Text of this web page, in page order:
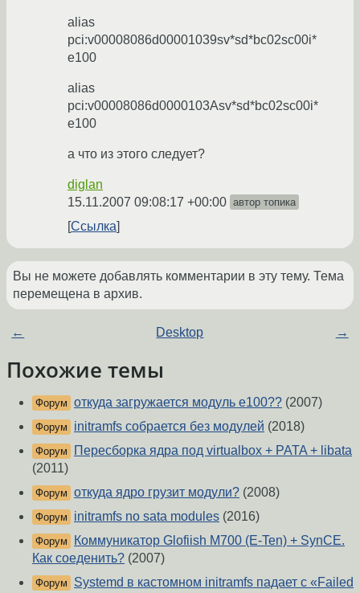
alias
pci:v00008086d00001039sv*sd*bc02sc00i*
e100
alias
pci:v00008086d0000103Asv*sd*bc02sc00i*
e100
а что из этого следует?
diglan
15.11.2007 09:08:17 +00:00 автор топика
Ссылка
Вы не можете добавлять комментарии в эту тему. Тема
перемещена в архив.
← Desktop →
Похожие темы
Форум откуда загружается модуль e100?? (2007)
Форум initramfs собрается без модулей (2018)
Форум
Пересборка ядра под virtualbox + PATA + libata
(2011)
Форум откуда ядро грузит модули? (2008)
Форум initramfs no sata modules (2016)
Форум
Коммуникатор Glofiish M700 (E-Ten) + SynCE.
Как соеденить? (2007)
Форум Systemd в кастомном initramfs падает с «Failed